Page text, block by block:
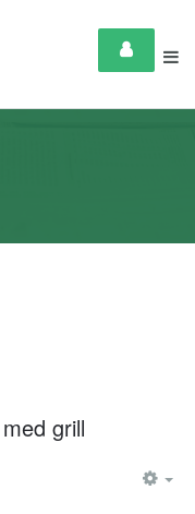
grill